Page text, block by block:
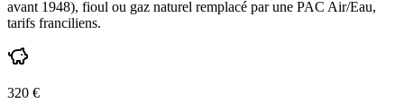
avant 1948), fioul ou gaz naturel remplacé par une PAC Air/Eau,
tarifs franciliens.
320 €